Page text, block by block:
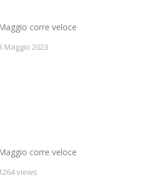
corre veloce
Maggio 2023
corre veloce
1264 views